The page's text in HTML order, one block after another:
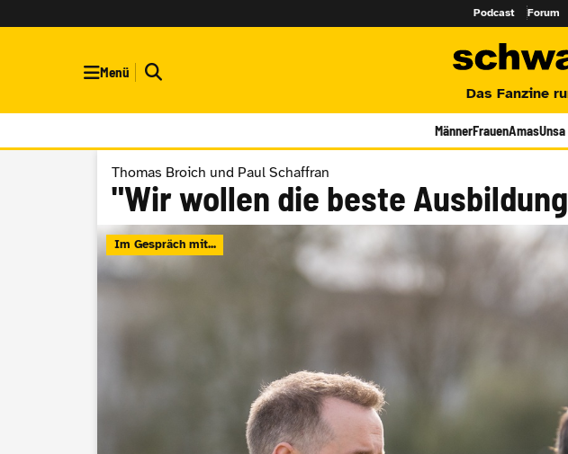
Podcast Forum
Menü
Das Fanzine
MännerFrauenAmas
Thomas Broich und Paul Schaffran
"Wir wollen die beste
Im Gespräch mit...